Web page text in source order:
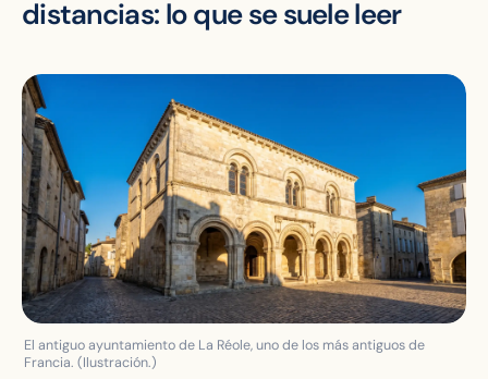
distancias: lo que se suele leer
El antiguo ayuntamiento de La Réole, uno de los más antiguos de
Francia. (Ilustración.)